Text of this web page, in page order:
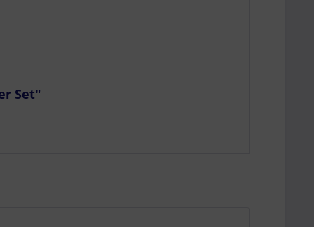
Set"